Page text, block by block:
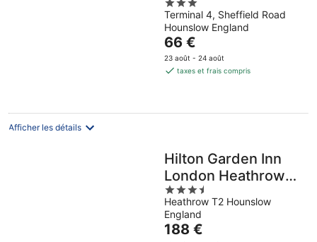
Terminal 4
3
out
of
5
Terminal 4, Sheffield Road
Hounslow England
Le
prix
est
par
66 €
23 août - 24 août
taxes et frais compris
Afficher les détails
Hilton Garden Inn
London Heathrow
Terminal 2 and 3
3.5
out
of
5
Heathrow T2 Hounslow
England
Le
188 €